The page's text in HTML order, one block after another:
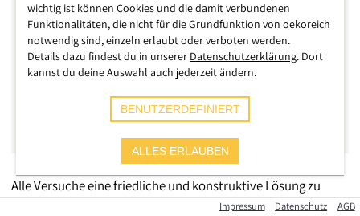
Alle Versuche eine friedliche und konstruktive Lösung zu
finden, sind nun also am Ende doch gescheitert. Nach
Impressum Datenschutz AGB
wichtig ist können Cookies und die damit verbundenen
Funktionalitäten, die nicht für die Grundfunktion von oekoreich
notwendig sind, einzeln erlaubt oder verboten werden.
Details dazu findest du in unserer Datenschutzerklärung. Dort
kannst du deine Auswahl auch jederzeit ändern.
BENUTZERDEFINIERT
ALLES ERLAUBEN